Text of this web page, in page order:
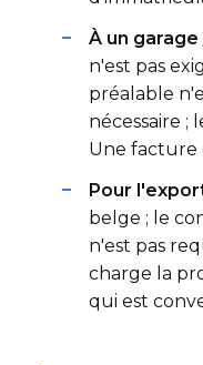
À un
n'est pas
préalable
nécessaire ;
Une facture
Pour
belge ; le
n'est pas
charge la
qui est